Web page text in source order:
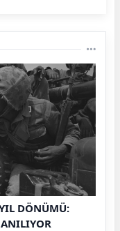
DÖNÜMÜ: